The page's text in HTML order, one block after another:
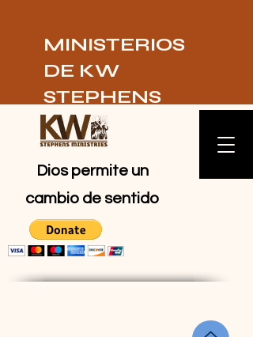
Dios permite un
cambio de sentido
MINISTERIOS
DE KW
STEPHENS